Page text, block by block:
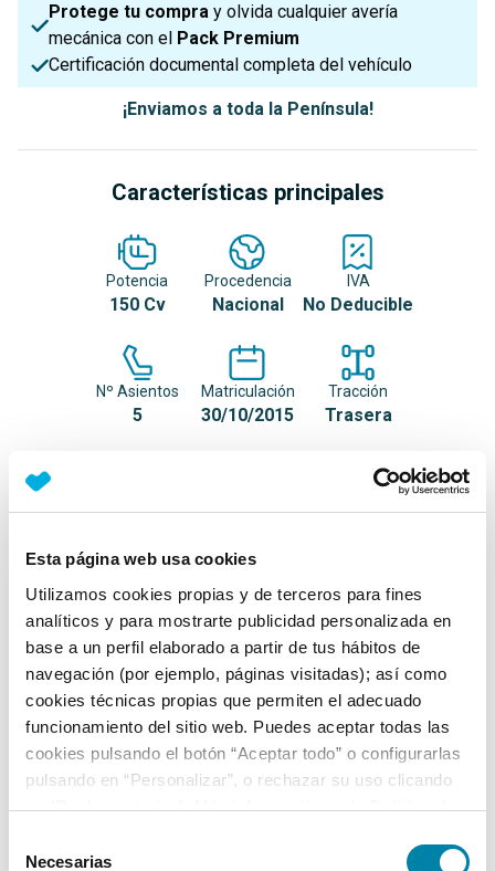
Esta página web usa cookies
Utilizamos cookies propias y de terceros para fines
analíticos y para mostrarte publicidad personalizada en
base a un perfil elaborado a partir de tus hábitos de
navegación (por ejemplo, páginas visitadas); así como
cookies técnicas propias que permiten el adecuado
funcionamiento del sitio web. Puedes aceptar todas las
cookies pulsando el botón “Aceptar todo” o configurarlas
pulsando en “Personalizar”, o rechazar su uso clicando
en “Rechazar todas”. Más información en laPolítica de
Necesarias
Protege tu compra y olvida cualquier avería
mecánica con el Pack Premium
Certificación documental completa del vehículo
¡Enviamos a toda la Península!
Características principales
Potencia
150 Cv
Procedencia
Nacional
IVA
No Deducible
Nº Asientos
5
Matriculación
30/10/2015
Tracción
Trasera
Detalles destacados
Faros LED
Pilotos traseros de LED
Tracción total xDrive
+ Ver todos
Ficha técnica